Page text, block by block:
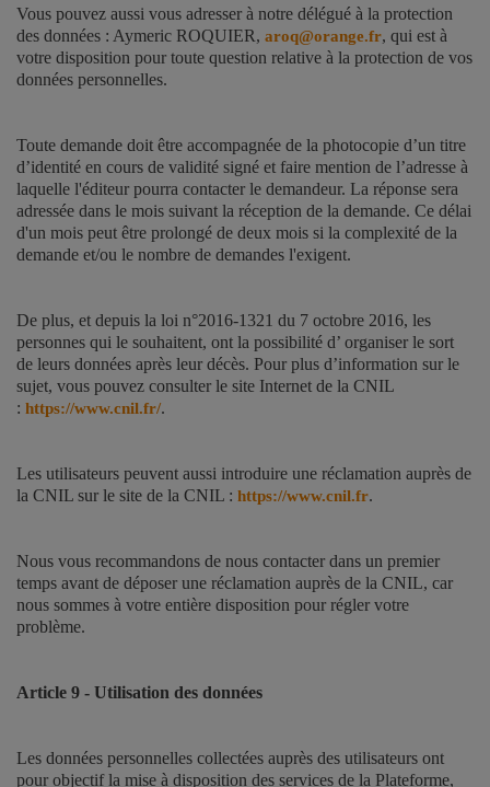
Vous pouvez aussi vous adresser à notre délégué à la protection
des données : Aymeric ROQUIER, aroq@orange.fr, qui est à
votre disposition pour toute question relative à la protection de vos
données personnelles.
Toute demande doit être accompagnée de la photocopie d’un titre
d’identité en cours de validité signé et faire mention de l’adresse à
laquelle l'éditeur pourra contacter le demandeur. La réponse sera
adressée dans le mois suivant la réception de la demande. Ce délai
d'un mois peut être prolongé de deux mois si la complexité de la
demande et/ou le nombre de demandes l'exigent.
De plus, et depuis la loi n°2016-1321 du 7 octobre 2016, les
personnes qui le souhaitent, ont la possibilité d’ organiser le sort
de leurs données après leur décès. Pour plus d’information sur le
sujet, vous pouvez consulter le site Internet de la CNIL
: https://www.cnil.fr/.
Les utilisateurs peuvent aussi introduire une réclamation auprès de
la CNIL sur le site de la CNIL : https://www.cnil.fr.
Nous vous recommandons de nous contacter dans un premier
temps avant de déposer une réclamation auprès de la CNIL, car
nous sommes à votre entière disposition pour régler votre
problème.
Article 9 - Utilisation des données
Les données personnelles collectées auprès des utilisateurs ont
pour objectif la mise à disposition des services de la Plateforme,